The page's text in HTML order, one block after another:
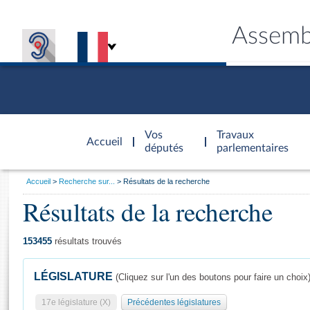
Accueil
d'accueil
Vos
députés
Travaux
parlementaires
Général
Vous
Accueil Recherche sur... Résultats de la recherche
Résultats de la recherche
153455 résultats trouvés
LÉGISLATURE (Cliquez sur l'un des boutons pour faire un choix)
17e législature (X) Précédentes législatures